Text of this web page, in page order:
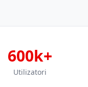
600k+
Utilizatori